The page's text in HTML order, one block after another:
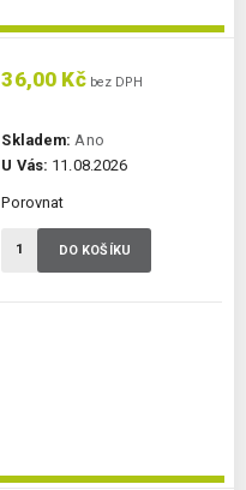
36,00 Kčbez DPH
Skladem: Ano
U Vás: 11.08.2026
Porovnat
DO KOŠÍKU